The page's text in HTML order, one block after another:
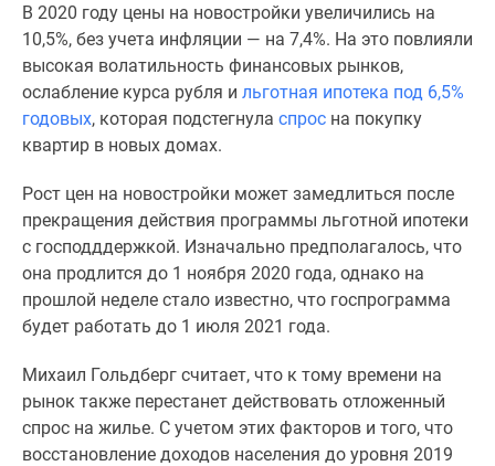
новостроек
Видеообзор
новостроек
Экспертиза
новостроек
Экология
Москвы
Подмосковья
комнатные
комнатные
комнатные
Квартиры
В 2020 году цены на новостройки увеличились на
10,5%, без учета инфляции — на 7,4%. На это повлияли
высокая волатильность финансовых рынков,
ослабление курса рубля и льготная ипотека под 6,5%
годовых, которая подстегнула спрос на покупку
квартир в новых домах.
Рост цен на новостройки может замедлиться после
прекращения действия программы льготной ипотеки
с господддержкой. Изначально предполагалось, что
она продлится до 1 ноября 2020 года, однако на
прошлой неделе стало известно, что госпрограмма
будет работать до 1 июля 2021 года.
Михаил Гольдберг считает, что к тому времени на
рынок также перестанет действовать отложенный
спрос на жилье. С учетом этих факторов и того, что
восстановление доходов населения до уровня 2019